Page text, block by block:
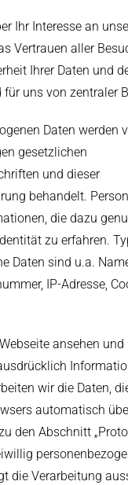
Ihr Interesse an
Vertrauen aller
Ihrer Daten und
für uns von zentraler
Daten werden
gesetzlichen
und dieser
behandelt.
die dazu
zu erfahren.
Daten sind u.a.
IP-Adresse,
ansehen
wir die Daten,
automatisch
den Abschnitt
die Verarbeitung